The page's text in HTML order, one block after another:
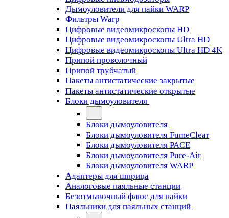
Дымоуловители для пайки WARP
Фильтры Warp
Цифровые видеомикроскопы HD
Цифровые видеомикроскопы Ultra HD
Цифровые видеомикроскопы Ultra HD 4K
Припой проволочный
Припой трубчатый
Пакеты антистатические закрытые
Пакеты антистатические открытые
Блоки дымоуловителя
Блоки дымоуловителя
Блоки дымоуловителя FumeClear
Блоки дымоуловителя PACE
Блоки дымоуловителя Pure-Air
Блоки дымоуловителя WARP
Адаптеры для шприца
Аналоговые паяльные станции
Безотмывочный флюс для пайки
Паяльники для паяльных станций